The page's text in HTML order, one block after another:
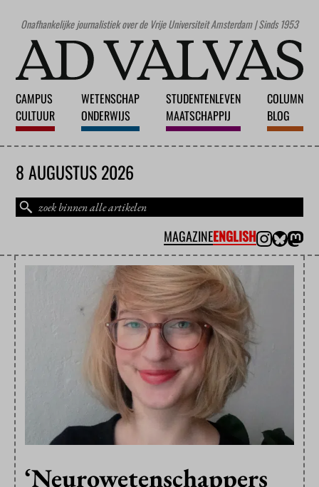
Onafhankelijke journalistiek over de Vrije Universiteit Amsterdam | Sinds 1953
CAMPUS
CULTUUR
WETENSCHAP
ONDERWIJS
STUDENTENLEVEN
MAATSCHAPPIJ
COLUMN
BLOG
8 AUGUSTUS 2026
MAGAZINEENGLISH
‘Neurowetenschappers